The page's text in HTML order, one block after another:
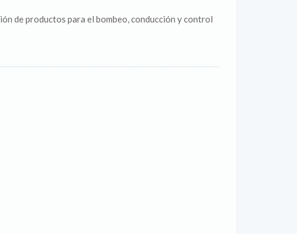
de productos para el bombeo, conducción y control